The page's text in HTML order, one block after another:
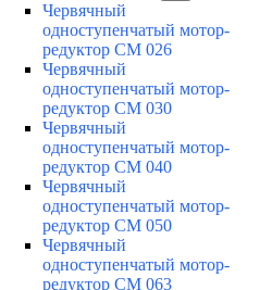
Червячный
одноступенчатый мотор-
редуктор CM 026
Червячный
одноступенчатый мотор-
редуктор CM 030
Червячный
одноступенчатый мотор-
редуктор CM 040
Червячный
одноступенчатый мотор-
редуктор CM 050
Червячный
одноступенчатый мотор-
редуктор CM 063